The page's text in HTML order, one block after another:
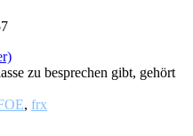
zu besprechen gibt, gehört
, frx